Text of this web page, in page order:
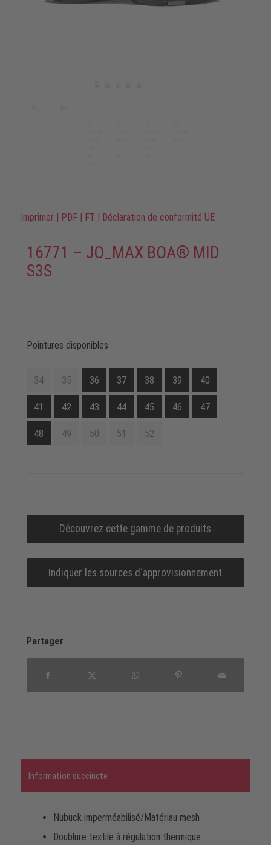
Imprimer | PDF | FT | Déclaration de conformité UE
16771 – JO_MAX BOA® MID
S3S
Pointures disponibles
34 35 36 37 38 39 40
41 42 43 44 45 46 47
48 49 50 51 52
Découvrez cette gamme de produits
Indiquer les sources d‘approvisionnement
Partager
Information succincte
Nubuck imperméabilisé/Matériau mesh
Doublure textile à régulation thermique